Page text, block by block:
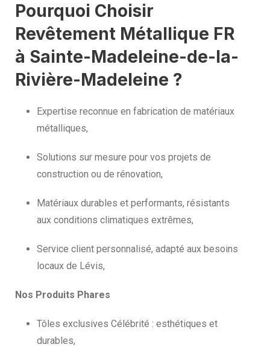
Pourquoi Choisir
Revêtement Métallique FR
à Sainte-Madeleine-de-la-
Rivière-Madeleine ?
Expertise reconnue en fabrication de matériaux
métalliques,
Solutions sur mesure pour vos projets de
construction ou de rénovation,
Matériaux durables et performants, résistants
aux conditions climatiques extrêmes,
Service client personnalisé, adapté aux besoins
locaux de Lévis,
Nos Produits Phares
Tôles exclusives Célébrité : esthétiques et
durables,